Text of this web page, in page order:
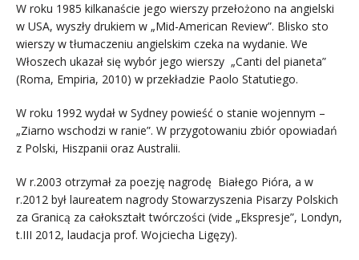
W roku 1985 kilkanaście jego wierszy przełożono na angielski
w USA, wyszły drukiem w „Mid-American Review”. Blisko sto
wierszy w tłumaczeniu angielskim czeka na wydanie. We
Włoszech ukazał się wybór jego wierszy „Canti del pianeta”
(Roma, Empiria, 2010) w przekładzie Paolo Statutiego.
W roku 1992 wydał w Sydney powieść o stanie wojennym –
„Ziarno wschodzi w ranie”. W przygotowaniu zbiór opowiadań
z Polski, Hiszpanii oraz Australii.
W r.2003 otrzymał za poezję nagrodę Białego Pióra, a w
r.2012 był laureatem nagrody Stowarzyszenia Pisarzy Polskich
za Granicą za całokształt twórczości (vide „Ekspresje”, Londyn,
t.III 2012, laudacja prof. Wojciecha Ligęzy).